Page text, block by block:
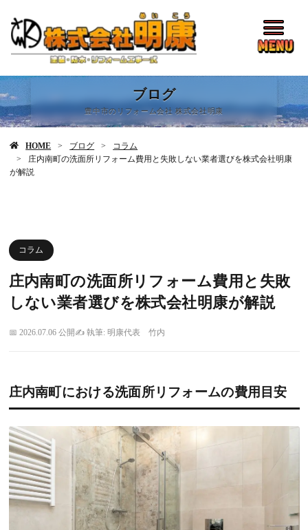
ブログ
豊中市のリフォーム会社 株式会社明康
HOME ブログ
コラム
庄内南町の洗面所リフォーム費用と失敗しない業者選びを株式会社明康
が解説
コラム
庄内南町の洗面所リフォーム費用と失敗
しない業者選びを株式会社明康が解説
2026.07.06 公開 執筆: 明康代表 竹内
庄内南町における洗面所リフォームの費用目安